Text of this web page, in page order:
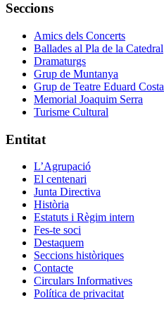
Seccions
Amics dels Concerts
Ballades al Pla de la Catedral
Dramaturgs
Grup de Muntanya
Grup de Teatre Eduard Costa
Memorial Joaquim Serra
Turisme Cultural
Entitat
L’Agrupació
El centenari
Junta Directiva
Història
Estatuts i Règim intern
Fes-te soci
Destaquem
Seccions històriques
Contacte
Circulars Informatives
Política de privacitat